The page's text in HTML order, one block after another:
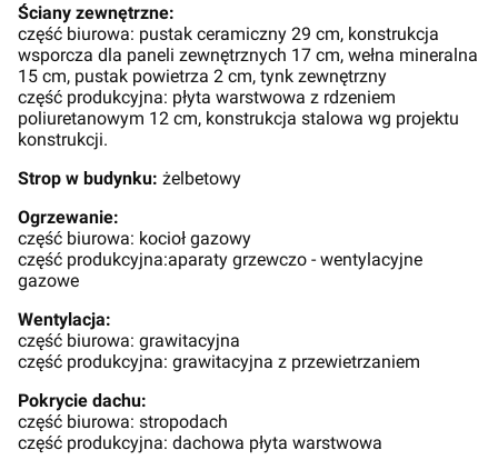
Ściany zewnętrzne:
część biurowa: pustak ceramiczny 29 cm, konstrukcja
wsporcza dla paneli zewnętrznych 17 cm, wełna mineralna
15 cm, pustak powietrza 2 cm, tynk zewnętrzny
część produkcyjna: płyta warstwowa z rdzeniem
poliuretanowym 12 cm, konstrukcja stalowa wg projektu
konstrukcji.
Strop w budynku: żelbetowy
Ogrzewanie:
część biurowa: kocioł gazowy
część produkcyjna:aparaty grzewczo - wentylacyjne
gazowe
Wentylacja:
część biurowa: grawitacyjna
część produkcyjna: grawitacyjna z przewietrzaniem
Pokrycie dachu:
część biurowa: stropodach
część produkcyjna: dachowa płyta warstwowa